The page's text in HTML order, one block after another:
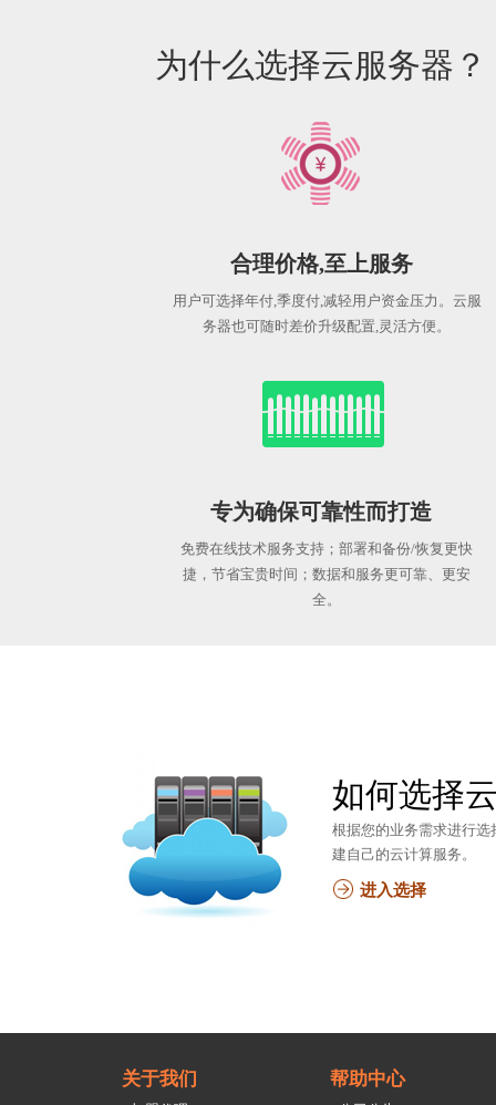
为什么选择云服务器？
合理价格,至上服务
用户可选择年付,季度付,减轻用户资金压力。云服
务器也可随时差价升级配置,灵活方便。
专为确保可靠性而打造
免费在线技术服务支持；部署和备份/恢复更快
捷，节省宝贵时间；数据和服务更可靠、更安
全。
如何选择
根据您的业务需求进行
建自己的云计算服务。
进入选择
关于我们 帮助中心